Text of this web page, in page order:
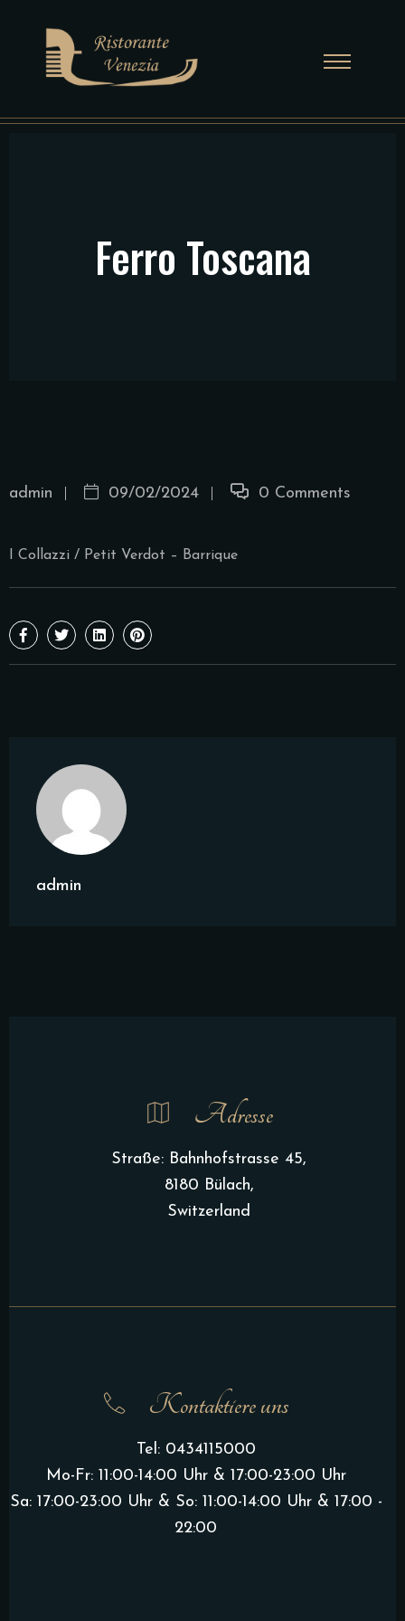
Ferro Toscana
admin 09/02/2024 0 Comments
I Collazzi / Petit Verdot – Barrique
admin
Adresse
Straße: Bahnhofstrasse 45,
8180 Bülach,
Switzerland
Kontaktiere uns
Tel: 0434115000
Mo-Fr: 11:00-14:00 Uhr & 17:00-23:00 Uhr
Sa: 17:00-23:00 Uhr & So: 11:00-14:00 Uhr & 17:00 -
22:00